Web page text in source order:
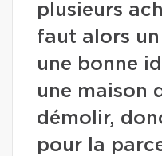
plusieurs
faut alors
une bonne
une maison
démolir,
pour la